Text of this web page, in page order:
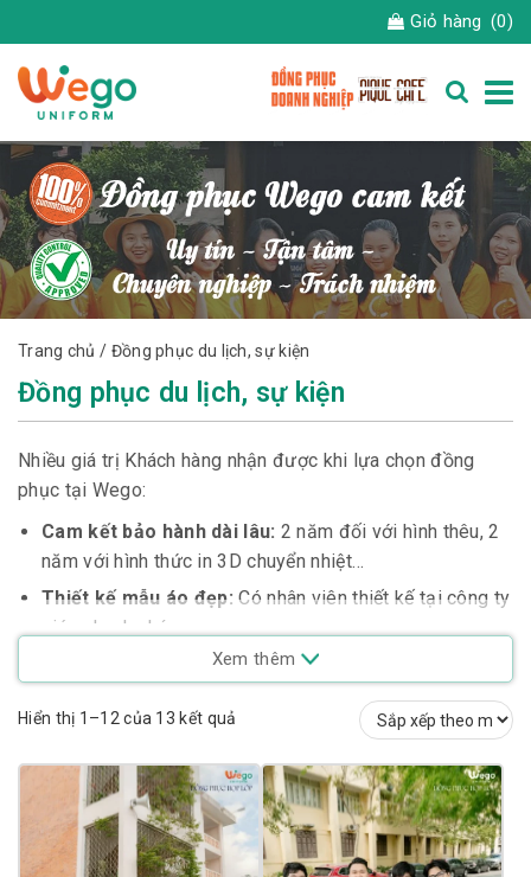
Giỏ hàng (0)
Trang chủ / Đồng phục du lịch, sự kiện
Đồng phục du lịch, sự kiện
Xem thêm
Nhiều giá trị Khách hàng nhận được khi lựa chọn đồng
phục tại Wego:
Cam kết bảo hành dài lâu: 2 năm đối với hình thêu, 2
năm với hình thức in 3D chuyển nhiệt…
Thiết kế mẫu áo đẹp:Có nhân viên thiết kế tại công ty
giúp nhanh chóng
Sử dụng vải chất lượng tốt
Miễn phí vận chuyển toàn quốc
Phục vụ TẬN TÂM – TRÁCH NHIỆM – CHUYÊN NGHIỆP
Hiển thị 1–12 của 13 kết quả
xếp
theo
mới